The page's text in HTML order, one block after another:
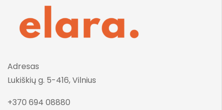
Adresas
Lukiškių g. 5-416, Vilnius
+370 694 08880